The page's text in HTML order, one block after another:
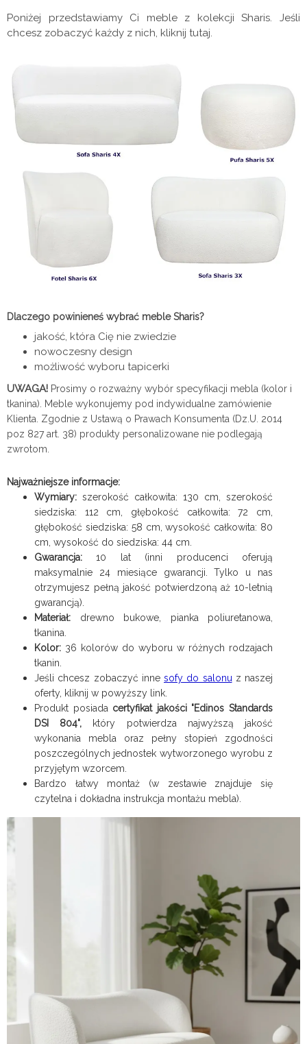
Poniżej przedstawiamy Ci meble z kolekcji Sharis. Jeśli
chcesz zobaczyć każdy z nich, kliknij tutaj.
Dlaczego powinieneś wybrać meble Sharis?
jakość, która Cię nie zwiedzie
nowoczesny design
możliwość wyboru tapicerki
UWAGA! Prosimy o rozważny wybór specyfikacji mebla (kolor i
tkanina). Meble wykonujemy pod indywidualne zamówienie
Klienta. Zgodnie z Ustawą o Prawach Konsumenta (Dz.U. 2014
poz 827 art. 38) produkty personalizowane nie podlegają
zwrotom.
Najważniejsze informacje:
Wymiary: szerokość całkowita: 130 cm, szerokość
siedziska: 112 cm, głębokość całkowita: 72 cm,
głębokość siedziska: 58 cm, wysokość całkowita: 80
cm, wysokość do siedziska: 44 cm.
Gwarancja:10 lat (inni producenci oferują
maksymalnie 24 miesiące gwarancji. Tylko u nas
otrzymujesz pełną jakość potwierdzoną aż 10-letnią
gwarancją).
Materiał: drewno bukowe, pianka poliuretanowa,
tkanina.
Kolor: 36 kolorów do wyboru w różnych rodzajach
tkanin.
Jeśli chcesz zobaczyć inne sofy do salonu z naszej
oferty, kliknij w powyższy link.
Produkt posiada certyfikat jakości "Edinos Standards
DSI 804", który potwierdza najwyższą jakość
wykonania mebla oraz pełny stopień zgodności
poszczególnych jednostek wytworzonego wyrobu z
przyjętym wzorcem.
Bardzo łatwy montaż (w zestawie znajduje się
czytelna i dokładna instrukcja montażu mebla).